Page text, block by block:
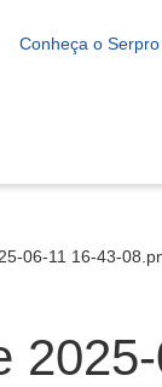
Conheça o Serpro
06-11 16-43-